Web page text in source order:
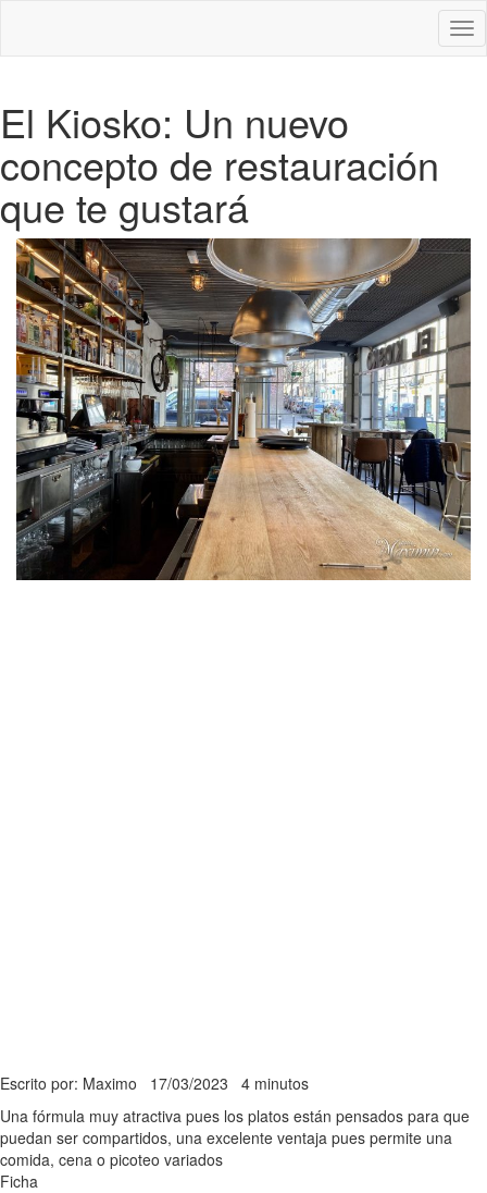
El Kiosko: Un nuevo
concepto de restauración
que te gustará
Escrito por: Maximo 17/03/2023 4 minutos
Una fórmula muy atractiva pues los platos están pensados para que
puedan ser compartidos, una excelente ventaja pues permite una
comida, cena o picoteo variados
Ficha